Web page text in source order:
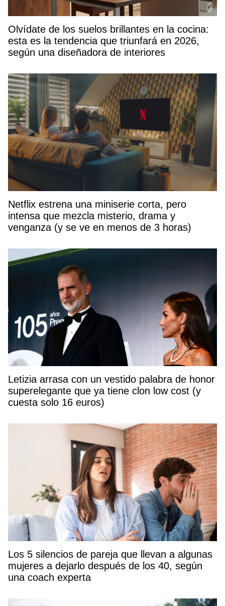
Olvídate de los suelos brillantes en la cocina:
esta es la tendencia que triunfará en 2026,
según una diseñadora de interiores
Netflix estrena una miniserie corta, pero
intensa que mezcla misterio, drama y
venganza (y se ve en menos de 3 horas)
Letizia arrasa con un vestido palabra de honor
superelegante que ya tiene clon low cost (y
cuesta solo 16 euros)
Los 5 silencios de pareja que llevan a algunas
mujeres a dejarlo después de los 40, según
una coach experta